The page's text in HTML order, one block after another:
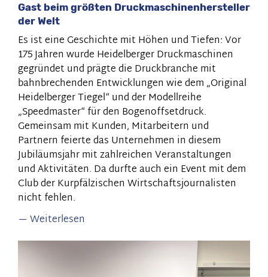
Gast beim größten Druckmaschinenhersteller
der Welt
Es ist eine Geschichte mit Höhen und Tiefen: Vor
175 Jahren wurde Heidelberger Druckmaschinen
gegründet und prägte die Druckbranche mit
bahnbrechenden Entwicklungen wie dem „Original
Heidelberger Tiegel“ und der Modellreihe
„Speedmaster“ für den Bogenoffsetdruck.
Gemeinsam mit Kunden, Mitarbeitern und
Partnern feierte das Unternehmen in diesem
Jubiläumsjahr mit zahlreichen Veranstaltungen
und Aktivitäten. Da durfte auch ein Event mit dem
Club der Kurpfälzischen Wirtschaftsjournalisten
nicht fehlen.
Weiterlesen
175